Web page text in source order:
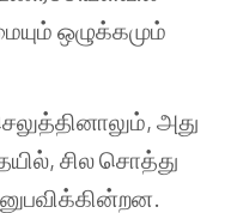
ஒழுக்கமும்
அது
சில சொத்து